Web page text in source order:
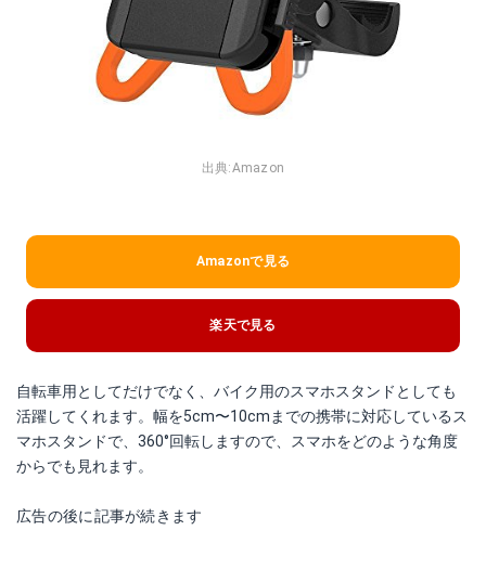
出典:Amazon
Amazonで見る
楽天で見る
自転車用としてだけでなく、バイク用のスマホスタンドとしても
活躍してくれます。幅を5cm〜10cmまでの携帯に対応しているス
マホスタンドで、360°回転しますので、スマホをどのような角度
からでも見れます。
広告の後に記事が続きます